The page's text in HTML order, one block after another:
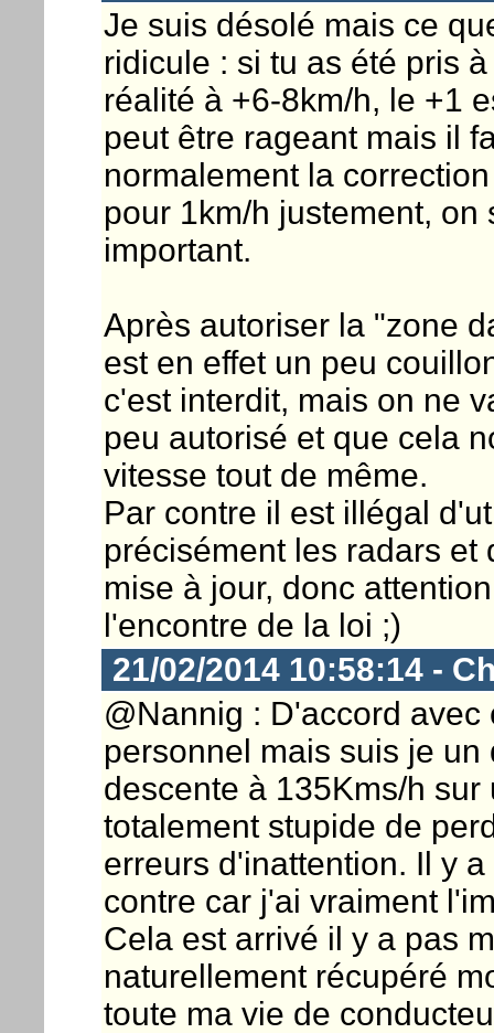
Je suis désolé mais ce
ridicule : si tu as été pris
réalité à +6-8km/h, le +1
peut être rageant mais il
normalement la
pour 1km/h justement,
important.
Après autoriser la "zone
est en effet un peu
c'est interdit, mais on ne
peu autorisé et que cela
vitesse tout de même.
Par contre il est illégal
précisément les radars et
mise à jour, donc
l'encontre de la loi ;)
21/02/2014 10:58:14 -
@Nannig : D'accord
personnel mais suis je
descente à 135Kms/h
totalement stupide de
erreurs d'inattention. Il y
contre car j'ai vraiment
Cela est arrivé il y a pas
naturellement récupéré
toute ma vie de